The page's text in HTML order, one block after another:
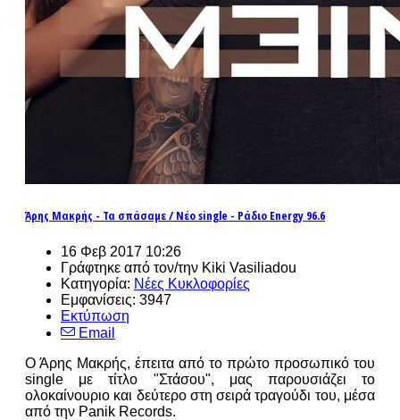
Άρης Μακρής - Τα σπάσαμε / Νέο single - Ράδιο Energy 96.6
16 Φεβ 2017 10:26
Γράφτηκε από τον/την Kiki Vasiliadou
Κατηγορία: Νέες Κυκλοφορίες
Εμφανίσεις: 3947
Εκτύπωση
Email
Ο Άρης Μακρής, έπειτα από το πρώτο προσωπικό του
single με τίτλο "Στάσου", μας παρουσιάζει το
ολοκαίνουριο και δεύτερο στη σειρά τραγούδι του, μέσα
από την Panik Records.